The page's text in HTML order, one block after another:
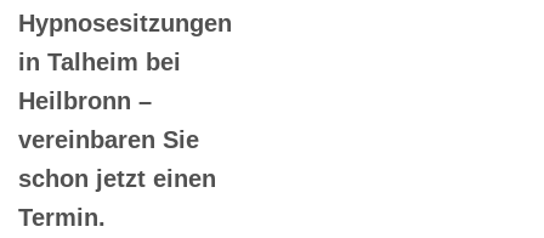
Hypnosesitzungen
in Talheim bei
Heilbronn –
vereinbaren Sie
schon jetzt einen
Termin.